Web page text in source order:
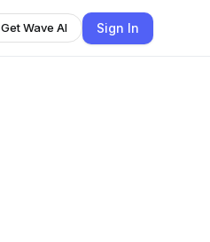
Get Wave AI Sign In